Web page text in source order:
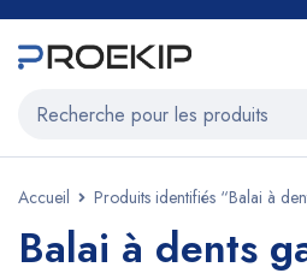
Accueil Produits identifiés “Balai à
Balai à dents